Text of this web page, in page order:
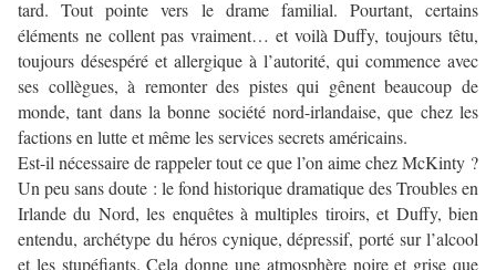
tard. Tout pointe vers le drame familial. Pourtant, certains
éléments ne collent pas vraiment… et voilà Duffy, toujours têtu,
toujours désespéré et allergique à l’autorité, qui commence avec
ses collègues, à remonter des pistes qui gênent beaucoup de
monde, tant dans la bonne société nord-irlandaise, que chez les
factions en lutte et même les services secrets américains.
Est-il nécessaire de rappeler tout ce que l’on aime chez McKinty ?
Un peu sans doute : le fond historique dramatique des Troubles en
Irlande du Nord, les enquêtes à multiples tiroirs, et Duffy, bien
entendu, archétype du héros cynique, dépressif, porté sur l’alcool
et les stupéfiants. Cela donne une atmosphère noire et grise que